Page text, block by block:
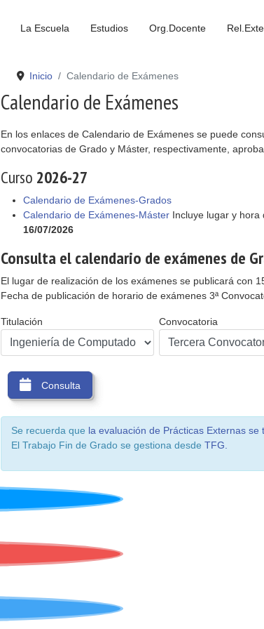
La Escuela Estudios Org.Docente
Inicio Calendario de Exámenes
Calendario de Exámenes
En los enlaces de Calendario de Exámenes se puede
convocatorias de Grado y Máster, respectivamente,
Curso 2026-27
Calendario de Exámenes-Grados
Calendario de Exámenes-Máster Incluye lugar y hora
16/07/2026
Consulta el calendario de exámenes de
El lugar de realización de los exámenes se publicará con
Fecha de publicación de horario de exámenes 3ª
Titulación Convocatoria
Consulta
Se recuerda que la evaluación de Prácticas Externas se
El Trabajo Fin de Grado se gestiona desde TFG.